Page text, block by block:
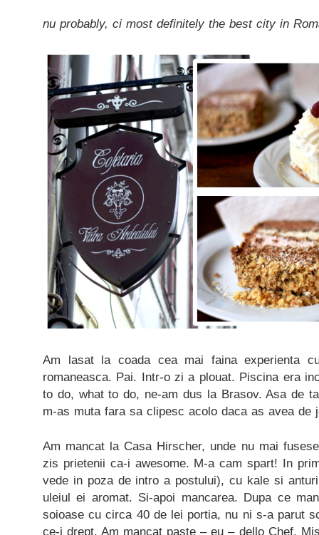
nu probably, ci most definitely the best city in
Am lasat la coada cea mai faina experienta
romaneasca. Pai. Intr-o zi a plouat. Piscina era
to do, what to do, ne-am dus la Brasov. Asa de
m-as muta fara sa clipesc acolo daca as avea de
Am mancat la Casa Hirscher, unde nu mai
zis prietenii ca-i awesome. M-a cam spart! In
vede in poza de intro a postului), cu kale si
uleiul ei aromat. Si-apoi mancarea. Dupa ce
soioase cu circa 40 de lei portia, nu ni s-a parut
ce-i drept. Am mancat paste – eu – dello Chef,